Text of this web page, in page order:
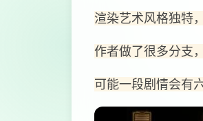
渲染艺术风格独特
作者做了很多分支
可能一段剧情会有